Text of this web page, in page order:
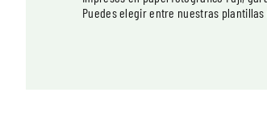
Puedes elegir entre nuestras